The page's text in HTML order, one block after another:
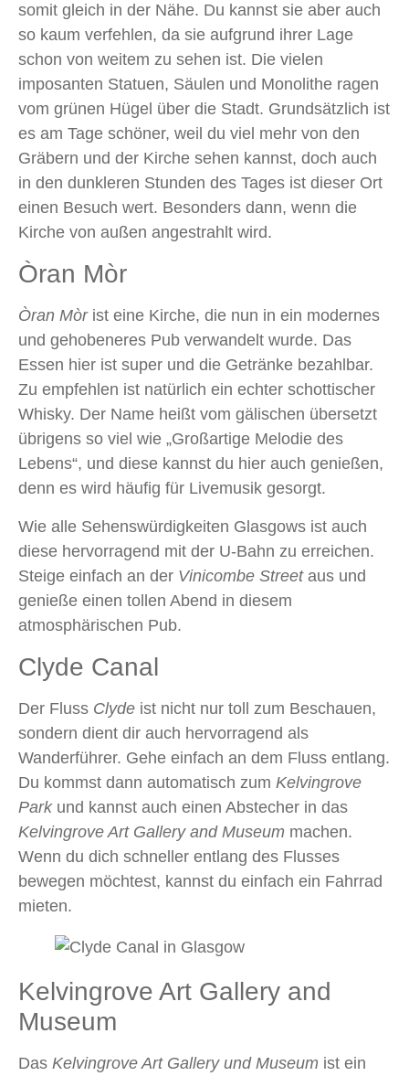
somit gleich in der Nähe. Du kannst sie aber auch
so kaum verfehlen, da sie aufgrund ihrer Lage
schon von weitem zu sehen ist. Die vielen
imposanten Statuen, Säulen und Monolithe ragen
vom grünen Hügel über die Stadt. Grundsätzlich ist
es am Tage schöner, weil du viel mehr von den
Gräbern und der Kirche sehen kannst, doch auch
in den dunkleren Stunden des Tages ist dieser Ort
einen Besuch wert. Besonders dann, wenn die
Kirche von außen angestrahlt wird.
Òran Mòr
Òran Mòrist eine Kirche, die nun in ein modernes
und gehobeneres Pub verwandelt wurde. Das
Essen hier ist super und die Getränke bezahlbar.
Zu empfehlen ist natürlich ein echter schottischer
Whisky. Der Name heißt vom gälischen übersetzt
übrigens so viel wie „Großartige Melodie des
Lebens“, und diese kannst du hier auch genießen,
denn es wird häufig für Livemusik gesorgt.
Wie alle Sehenswürdigkeiten Glasgows ist auch
diese hervorragend mit der U-Bahn zu erreichen.
Steige einfach an der Vinicombe Streetaus und
genieße einen tollen Abend in diesem
atmosphärischen Pub.
Clyde Canal
Der Fluss Clyde ist nicht nur toll zum Beschauen,
sondern dient dir auch hervorragend als
Wanderführer. Gehe einfach an dem Fluss entlang.
Du kommst dann automatisch zum Kelvingrove
Parkund kannst auch einen Abstecher in das
Kelvingrove Art Gallery and Museum machen.
Wenn du dich schneller entlang des Flusses
bewegen möchtest, kannst du einfach ein Fahrrad
mieten.
Kelvingrove Art Gallery and
Museum
Das Kelvingrove Art Gallery und Museum ist ein